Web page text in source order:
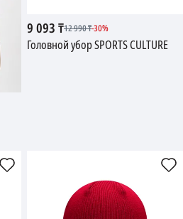
9 093₸12 990₸-30%
Головной убор SPORTS CULTURE